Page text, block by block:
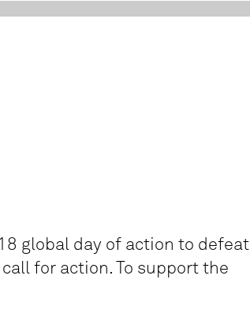
global day of action to defeat
for action. To support the